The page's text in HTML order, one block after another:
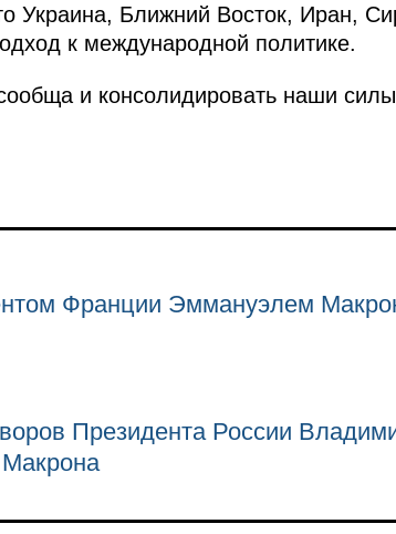
Украина, Ближний Восток, Иран,
к международной политике.
и консолидировать наши
Франции Эммануэлем
Президента России